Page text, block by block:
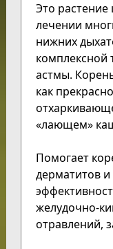
Это
лечении
нижних
комплексной
астмы.
как
«лающем»
Помогает
дерматитов и
желудочно-
отравлений,